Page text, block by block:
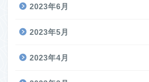
2023年6月
2023年5月
2023年4月